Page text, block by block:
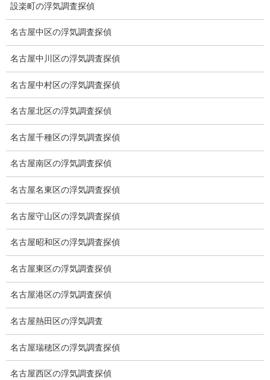
調査機器
探偵の資格
弁護士紹介
浮気調査
浮気調査プランのご案内
浮気調査の相場
調査費用と調査日数の目安
浮気調査料金の比較例
GPS検索調査
GPS調査
車両調査
ドメスティックバイオレンスDV調査
いじめ・子供の虐待
設楽町の浮気調査探偵
名古屋中区の浮気調査探偵
名古屋中川区の浮気調査探偵
名古屋中村区の浮気調査探偵
名古屋北区の浮気調査探偵
名古屋千種区の浮気調査探偵
名古屋南区の浮気調査探偵
名古屋名東区の浮気調査探偵
名古屋守山区の浮気調査探偵
名古屋昭和区の浮気調査探偵
名古屋東区の浮気調査探偵
名古屋港区の浮気調査探偵
名古屋熱田区の浮気調査
名古屋瑞穂区の浮気調査探偵
名古屋西区の浮気調査探偵